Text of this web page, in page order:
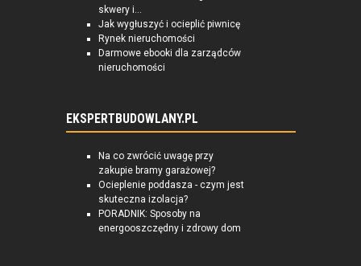
skwery i...
Jak wygłuszyć i ocieplić piwnicę
Rynek nieruchomości
Darmowe ebooki dla zarządców
nieruchomości
EKSPERTBUDOWLANY.PL
Na co zwrócić uwagę przy
zakupie bramy garażowej?
Ocieplenie poddasza - czym jest
skuteczna izolacja?
PORADNIK: Sposoby na
energooszczędny i zdrowy dom